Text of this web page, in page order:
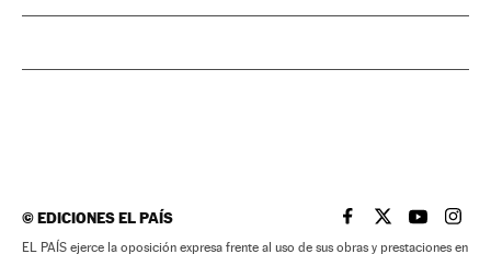
©EDICIONES EL PAÍS EL PAÍS BRASIL EN
EL PAÍSEL PAÍS
EL
EL PAÍS ejerce la oposición expresa frente al uso de sus obras y prestaciones en